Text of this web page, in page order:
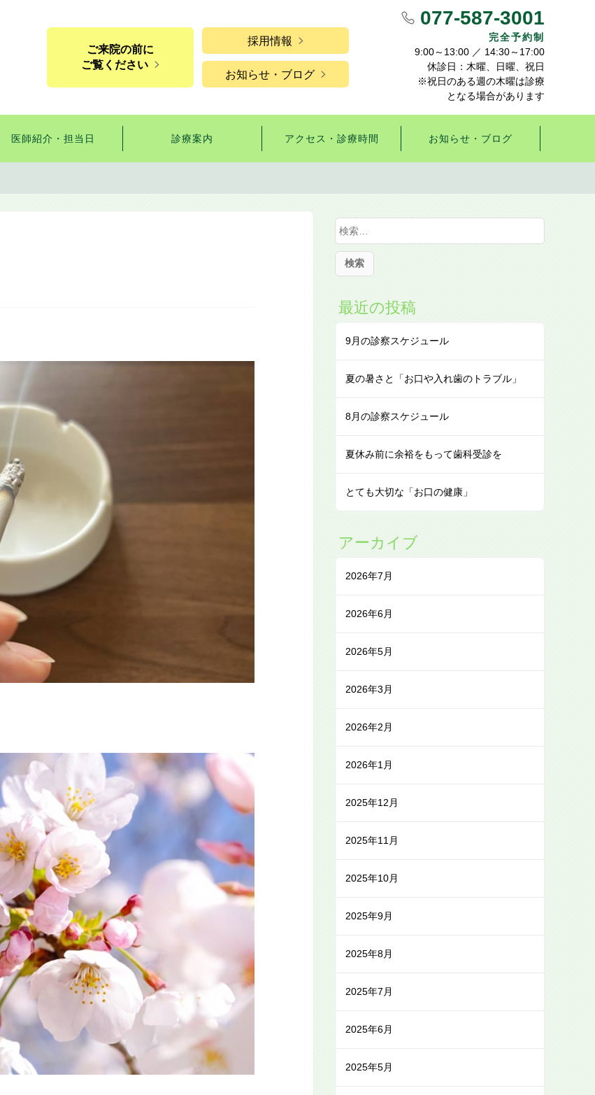
ご来院の前に
ご覧ください
採用情報
お知らせ・ブログ
077-587-3001
完全予約制
9:00～13:00 ／ 14:30～17:00
休診日：木曜、日曜、祝日
※祝日のある週の木曜は診療
となる場合があります
医師紹介・担当日 診療案内 アクセス・診療時間 お知らせ・ブログ
検
索
:
最近の投稿
9月の診察スケジュール
夏の暑さと「お口や入れ歯のトラブル」
8月の診察スケジュール
夏休み前に余裕をもって歯科受診を
とても大切な「お口の健康」
アーカイブ
2026年7月
2026年6月
2026年5月
2026年3月
2026年2月
2026年1月
2025年12月
2025年11月
2025年10月
2025年9月
2025年8月
2025年7月
2025年6月
2025年5月